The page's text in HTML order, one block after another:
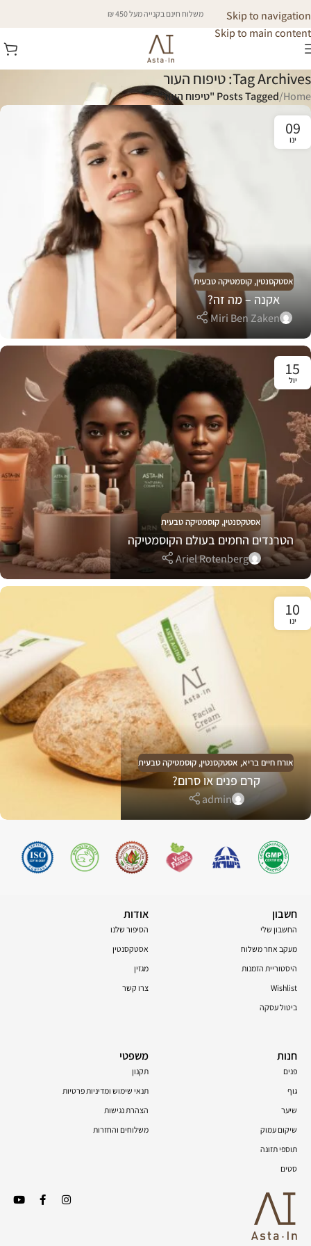
Skip to navigation
Skip to main content
משלוח חינם בקנייה מעל 450 ₪
Tag Archives: טיפוח העור
Home
/Posts Tagged "טיפוח העור"
09
ינו
אסטקסנטין, קוסמטיקה טבעית
אקנה – מה זה?
Miri Ben Zaken
15
יול
אסטקסנטין,קוסמטיקה טבעית
הטרנדים החמים בעולם הקוסמטיקה
Ariel Rotenberg
10
ינו
אורח חיים בריא, אסטקסנטין, קוסמטיקה טבעית
קרם פנים או סרום?
admin
חשבון
החשבון שלי
מעקב אחר משלוח
היסטוריית הזמנות
Wishlist
ביטול עסקה
אודות
הסיפור שלנו
אסטקסנטין
מגזין
צרו קשר
חנות
פנים
גוף
שיער
שיקום עמוק
תוספי תזונה
סטים
משפטי
תקנון
תנאי שימוש ומדיניות פרטיות
הצהרת נגישות
משלוחים והחזרות